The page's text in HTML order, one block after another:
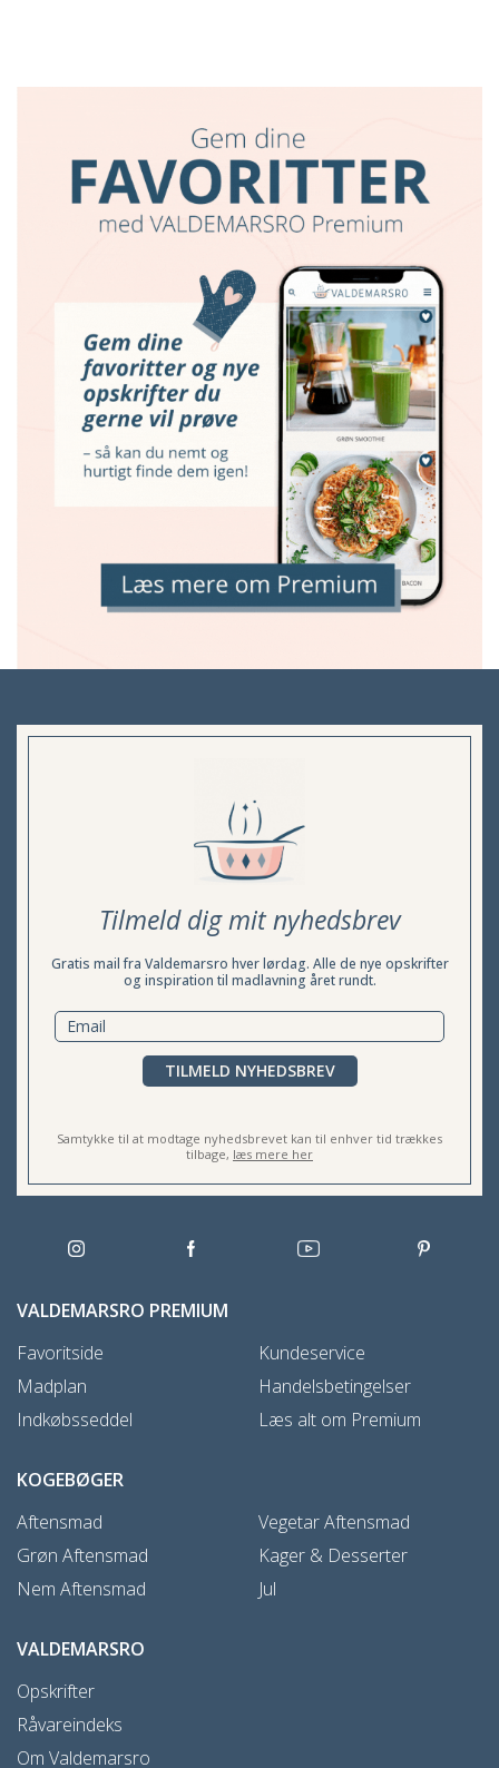
Tilmeld dig mit nyhedsbrev
Gratis mail fra Valdemarsro hver lørdag. Alle de nye opskrifter
og inspiration til madlavning året rundt.
TILMELD NYHEDSBREV
Samtykke til at modtage nyhedsbrevet kan til enhver tid trækkes
tilbage, læs mere her
VALDEMARSRO PREMIUM
Favoritside
Madplan
Indkøbsseddel
Kundeservice
Handelsbetingelser
Læs alt om Premium
KOGEBØGER
Aftensmad
Grøn Aftensmad
Nem Aftensmad
Vegetar Aftensmad
Kager & Desserter
Jul
VALDEMARSRO
Opskrifter
Råvareindeks
Om Valdemarsro